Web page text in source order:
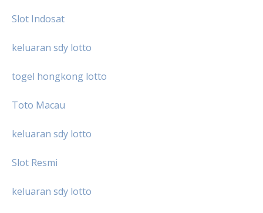
Slot Indosat
keluaran sdy lotto
togel hongkong lotto
Toto Macau
keluaran sdy lotto
Slot Resmi
keluaran sdy lotto